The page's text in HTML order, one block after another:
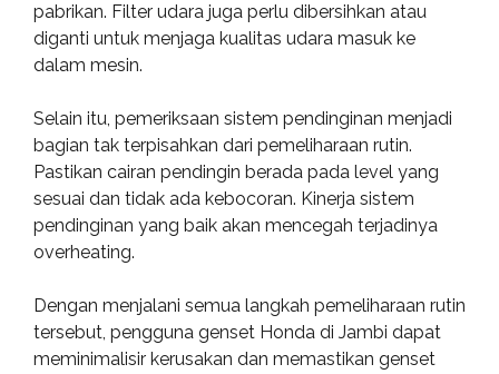
pabrikan. Filter udara juga perlu dibersihkan atau
diganti untuk menjaga kualitas udara masuk ke
dalam mesin.
Selain itu, pemeriksaan sistem pendinginan menjadi
bagian tak terpisahkan dari pemeliharaan rutin.
Pastikan cairan pendingin berada pada level yang
sesuai dan tidak ada kebocoran. Kinerja sistem
pendinginan yang baik akan mencegah terjadinya
overheating.
Dengan menjalani semua langkah pemeliharaan rutin
tersebut, pengguna genset Honda di Jambi dapat
meminimalisir kerusakan dan memastikan genset